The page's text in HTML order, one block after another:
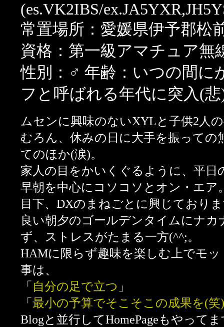
(es.VK2IBS/
常置場所：愛媛県伊予郡松
資格：第一級アマチュア無
性別：♂ 年齢：いつの間に
フと呼ばれる年代に突入(
ムセンに興味のないXYLと子供2人
むろん、休みの日に大手を振っての
てのほか(涙)。
家人の目をかいくぐるように、平日
早朝を中心にコソコソとオン・エア
目下、DXのまねごとに興じており
良い朝夕のゴールデンタイムにナカ
ず、ストレスがたまる一方(^^;。
HAMに限らず趣味を楽しむ上でモ
事は、
「 自分の足で立つ 」
「 最小の予算でそこそこの成果を(笑)
Blogと並行してHomePageもやって